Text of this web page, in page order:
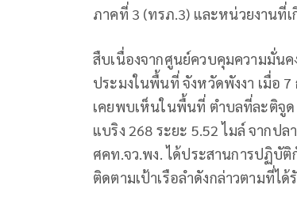
ภาคที่ 3 (ทรภ.3) และหน่วยงานที่
สืบเนื่องจากศูนย์ควบคุมความมั่นค
ประมงในพื้นที่ จังหวัดพังงา เมื่อ
เคยพบเห็นในพื้นที่ ตำบลที่ละติจูด
แบริง 268 ระยะ 5.52 ไมล์ จากป
ศคท.จว.พง. ได้ประสานการปฏิบัติ
ติดตามเป้าเรือลำดังกล่าวตามที่ไ